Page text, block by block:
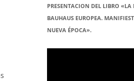
PRESENTACION DEL LIBRO «LA
BAUHAUS EUROPEA.
NUEVA ÉPOCA».